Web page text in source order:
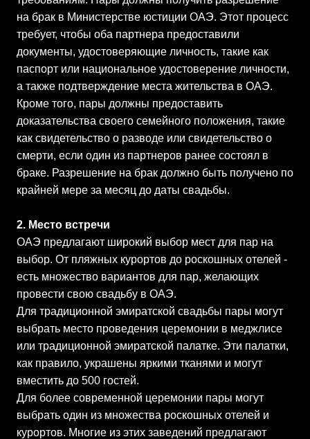
на брак в Министерстве юстиции ОАЭ. Этот процесс
требует, чтобы оба партнера предоставили
документы, удостоверяющие личность, такие как
паспорт или национальное удостоверение личности,
а также подтверждение места жительства в ОАЭ.
Кроме того, пары должны предоставить
доказательства своего семейного положения, такие
как свидетельство о разводе или свидетельство о
смерти, если один из партнеров ранее состоял в
браке. Разрешение на брак должно быть получено по
крайней мере за месяц до даты свадьбы.
2. Место встречи
ОАЭ предлагают широкий выбор мест для пар на
выбор. От пляжных курортов до роскошных отелей -
есть множество вариантов для пар, желающих
провести свою свадьбу в ОАЭ.
Для традиционной эмиратской свадьбы пары могут
выбрать место проведения церемонии в меджлисе
или традиционной эмиратской палатке. Эти палатки,
как правило, украшены яркими тканями и могут
вместить до 500 гостей.
Для более современной церемонии пары могут
выбрать один из множества роскошных отелей и
курортов. Многие из этих заведений предлагают